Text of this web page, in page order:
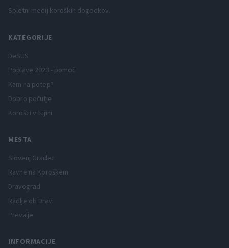
Spletni medij koroških dogodkov.
KATEGORIJE
DeSUS
Poplave 2023 - pomoč
Kam na potep?
Dobro počutje
Korošci v tujini
MESTA
Slovenj Gradec
Ravne na Koroškem
Dravograd
Radlje ob Dravi
Prevalje
INFORMACIJE